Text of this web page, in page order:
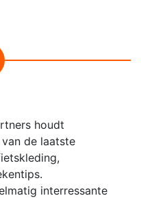
houdt
de laatste
interressante